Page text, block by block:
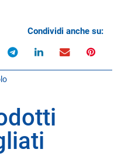
Condividi anche su: